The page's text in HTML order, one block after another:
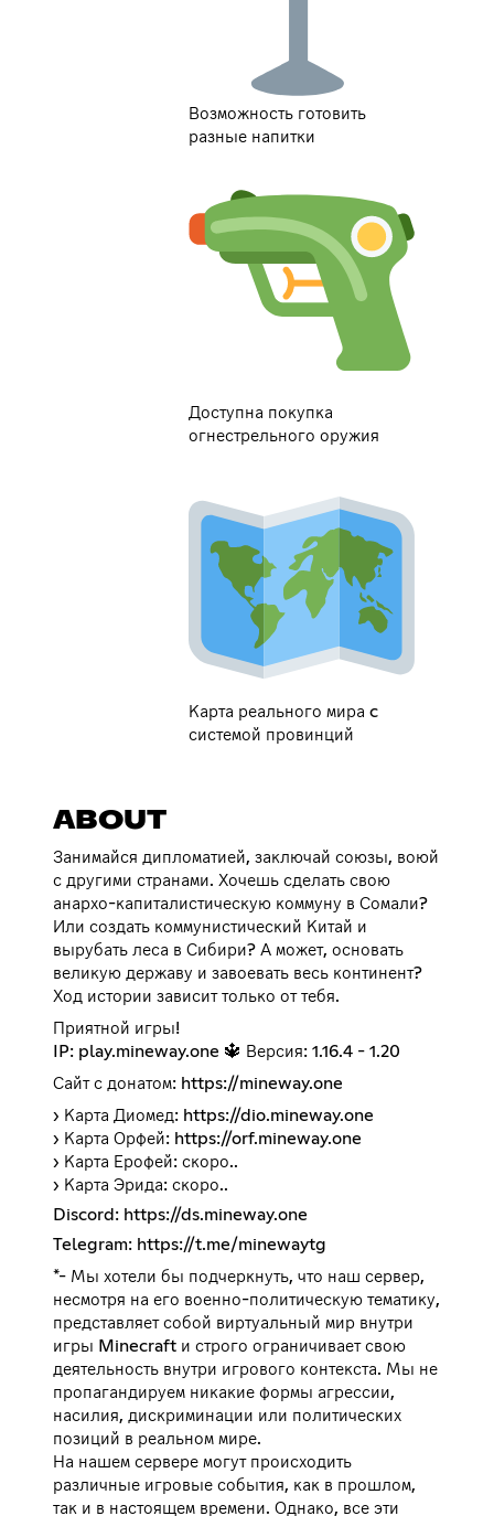
Возможность готовить
разные напитки
Доступна покупка
огнестрельного оружия
Карта реального мира c
системой провинций
ABOUT
Занимайся дипломатией, заключай союзы, воюй
с другими странами. Хочешь сделать свою
анархо-капиталистическую коммуну в Сомали?
Или создать коммунистический Китай и
вырубать леса в Сибири? А может, основать
великую державу и завоевать весь континент?
Ход истории зависит только от тебя.
Приятной игры!
IP: play.mineway.one 🔱 Версия: 1.16.4 - 1.20
Сайт с донатом: https://mineway.one
› Карта Диомед: https://dio.mineway.one
› Карта Орфей: https://orf.mineway.one
› Карта Ерофей: скоро..
› Карта Эрида: скоро..
Discord: https://ds.mineway.one
Telegram: https://t.me/minewaytg
*- Мы хотели бы подчеркнуть, что наш сервер,
несмотря на его военно-политическую тематику,
представляет собой виртуальный мир внутри
игры Minecraft и строго ограничивает свою
деятельность внутри игрового контекста. Мы не
пропагандируем никакие формы агрессии,
насилия, дискриминации или политических
позиций в реальном мире.
На нашем сервере могут происходить
различные игровые события, как в прошлом,
так и в настоящем времени. Однако, все эти